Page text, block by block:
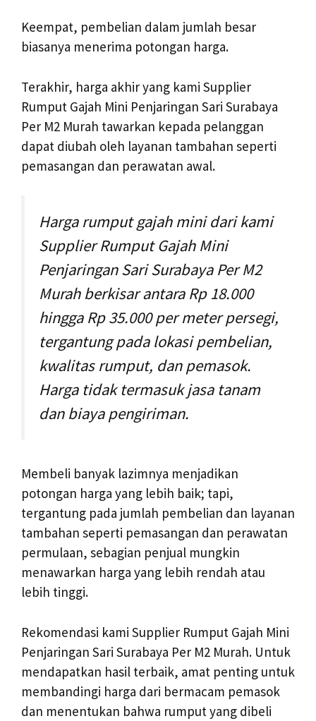
Keempat, pembelian dalam jumlah besar
biasanya menerima potongan harga.
Terakhir, harga akhir yang kami Supplier
Rumput Gajah Mini Penjaringan Sari Surabaya
Per M2 Murah tawarkan kepada pelanggan
dapat diubah oleh layanan tambahan seperti
pemasangan dan perawatan awal.
Harga rumput gajah mini dari kami
Supplier Rumput Gajah Mini
Penjaringan Sari Surabaya Per M2
Murah berkisar antara Rp 18.000
hingga Rp 35.000 per meter persegi,
tergantung pada lokasi pembelian,
kwalitas rumput, dan pemasok.
Harga tidak termasuk jasa tanam
dan biaya pengiriman.
Membeli banyak lazimnya menjadikan
potongan harga yang lebih baik; tapi,
tergantung pada jumlah pembelian dan layanan
tambahan seperti pemasangan dan perawatan
permulaan, sebagian penjual mungkin
menawarkan harga yang lebih rendah atau
lebih tinggi.
Rekomendasi kami Supplier Rumput Gajah Mini
Penjaringan Sari Surabaya Per M2 Murah. Untuk
mendapatkan hasil terbaik, amat penting untuk
membandingi harga dari bermacam pemasok
dan menentukan bahwa rumput yang dibeli